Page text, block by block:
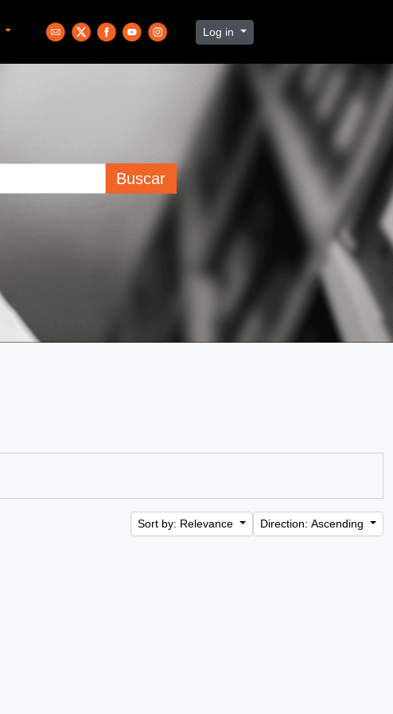
Log in
Buscar
Sort by: Relevance Direction: Ascending